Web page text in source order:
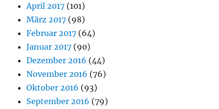
April 2017 (101)
März 2017 (98)
Februar 2017 (64)
Januar 2017 (90)
Dezember 2016 (44)
November 2016 (76)
Oktober 2016 (93)
September 2016 (79)